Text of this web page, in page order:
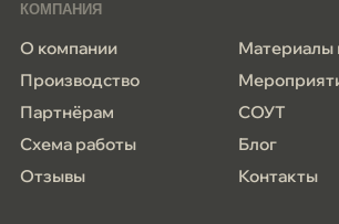
КОМПАНИЯ
О компании
Производство
Партнёрам
Схема работы
Отзывы
Материалы
СОУТ
Блог
Контакты